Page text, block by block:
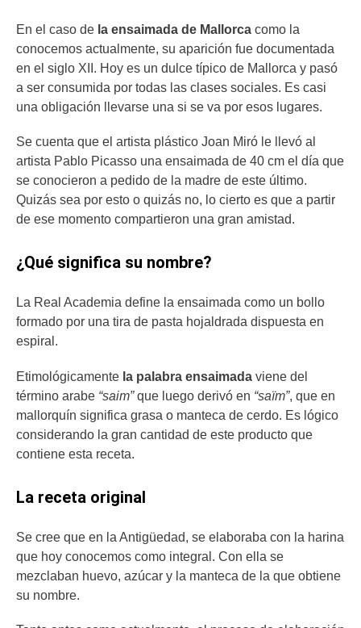
En el caso de la ensaimada de Mallorca como la
conocemos actualmente, su aparición fue documentada
en el siglo XII. Hoy es un dulce típico de Mallorca y pasó
a ser consumida por todas las clases sociales. Es casi
una obligación llevarse una si se va por esos lugares.
Se cuenta que el artista plástico Joan Miró le llevó al
artista Pablo Picasso una ensaimada de 40 cm el día que
se conocieron a pedido de la madre de este último.
Quizás sea por esto o quizás no, lo cierto es que a partir
de ese momento compartieron una gran amistad.
¿Qué significa su nombre?
La Real Academia define la ensaimada como un bollo
formado por una tira de pasta hojaldrada dispuesta en
espiral.
Etimológicamente la palabra ensaimada viene del
término arabe “saim”que luego derivó en “saïm”, que en
mallorquín significa grasa o manteca de cerdo. Es lógico
considerando la gran cantidad de este producto que
contiene esta receta.
La receta original
Se cree que en la Antigüedad, se elaboraba con la harina
que hoy conocemos como integral. Con ella se
mezclaban huevo, azúcar y la manteca de la que obtiene
su nombre.